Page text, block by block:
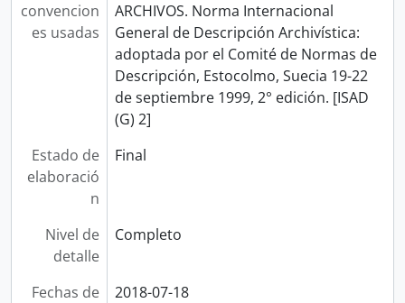
convencion
es usadas
ARCHIVOS. Norma Internacional
General de Descripción Archivística:
adoptada por el Comité de Normas de
Descripción, Estocolmo, Suecia 19-22
de septiembre 1999, 2° edición. [ISAD
(G) 2]
Estado de
elaboració
n
Final
Nivel de
detalle
Completo
Fechas de
2018-07-18